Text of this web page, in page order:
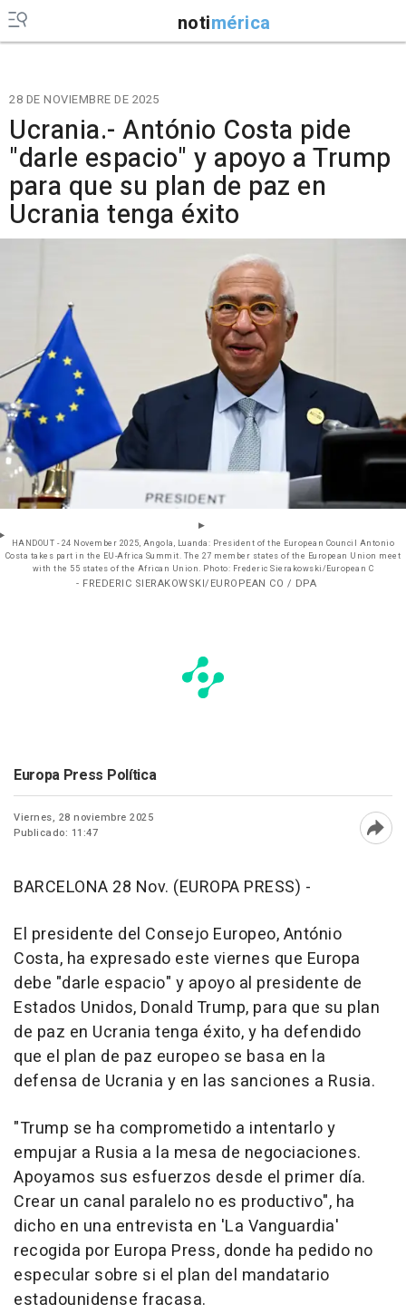
notimérica
28 DE NOVIEMBRE DE 2025
Ucrania.- António Costa pide
"darle espacio" y apoyo a Trump
para que su plan de paz en
Ucrania tenga éxito
HANDOUT - 24 November 2025, Angola, Luanda: President of the European Council Antonio
Costa takes part in the EU-Africa Summit. The 27 member states of the European Union meet
with the 55 states of the African Union. Photo: Frederic Sierakowski/European C
- FREDERIC SIERAKOWSKI/EUROPEAN CO / DPA
Europa Press Política
Viernes, 28 noviembre 2025
Publicado: 11:47
BARCELONA 28 Nov. (EUROPA PRESS) -
El presidente del Consejo Europeo, António
Costa, ha expresado este viernes que Europa
debe "darle espacio" y apoyo al presidente de
Estados Unidos, Donald Trump, para que su plan
de paz en Ucrania tenga éxito, y ha defendido
que el plan de paz europeo se basa en la
defensa de Ucrania y en las sanciones a Rusia.
"Trump se ha comprometido a intentarlo y
empujar a Rusia a la mesa de negociaciones.
Apoyamos sus esfuerzos desde el primer día.
Crear un canal paralelo no es productivo", ha
dicho en una entrevista en 'La Vanguardia'
recogida por Europa Press, donde ha pedido no
especular sobre si el plan del mandatario
estadounidense fracasa.